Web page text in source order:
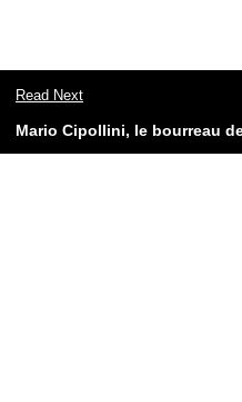
Read Next
Mario Cipollini, le bourreau